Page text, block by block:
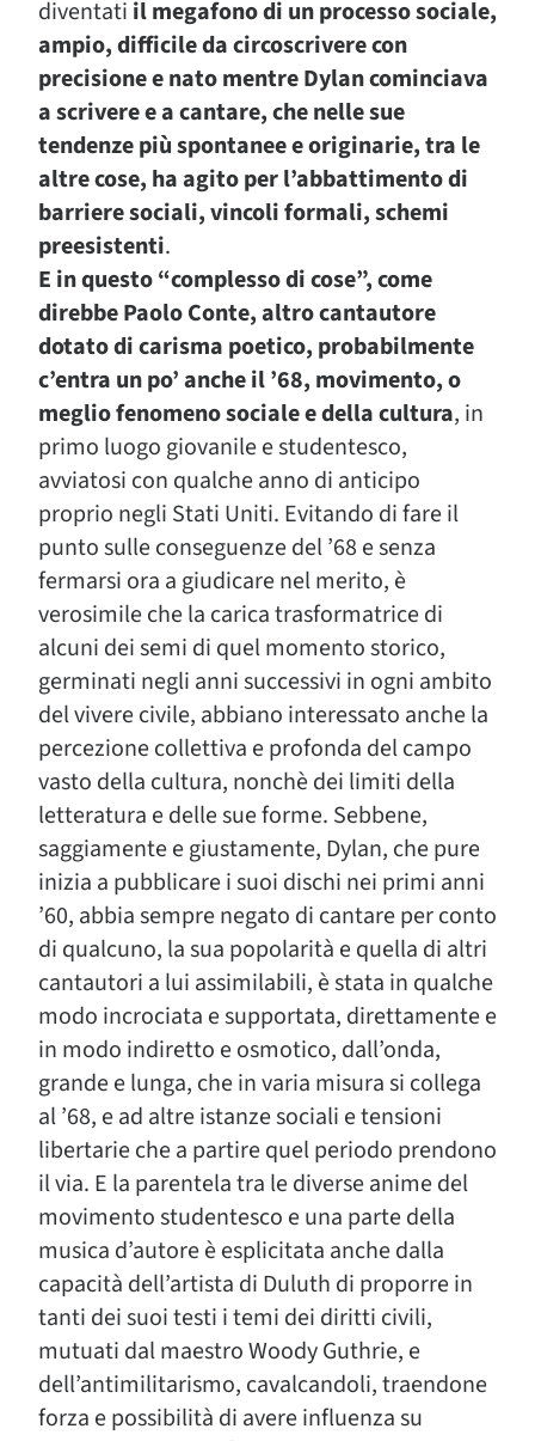
diventati il megafono di un processo sociale,
ampio, difficile da circoscrivere con
precisione e nato mentre Dylan cominciava
a scrivere e a cantare, che nelle sue
tendenze più spontanee e originarie, tra le
altre cose, ha agito per l’abbattimento di
barriere sociali, vincoli formali, schemi
preesistenti.
E in questo “complesso di cose”, come
direbbe Paolo Conte, altro cantautore
dotato di carisma poetico, probabilmente
c’entra un po’ anche il ’68, movimento, o
meglio fenomeno sociale e della cultura, in
primo luogo giovanile e studentesco,
avviatosi con qualche anno di anticipo
proprio negli Stati Uniti. Evitando di fare il
punto sulle conseguenze del ’68 e senza
fermarsi ora a giudicare nel merito, è
verosimile che la carica trasformatrice di
alcuni dei semi di quel momento storico,
germinati negli anni successivi in ogni ambito
del vivere civile, abbiano interessato anche la
percezione collettiva e profonda del campo
vasto della cultura, nonchè dei limiti della
letteratura e delle sue forme. Sebbene,
saggiamente e giustamente, Dylan, che pure
inizia a pubblicare i suoi dischi nei primi anni
’60, abbia sempre negato di cantare per conto
di qualcuno, la sua popolarità e quella di altri
cantautori a lui assimilabili, è stata in qualche
modo incrociata e supportata, direttamente e
in modo indiretto e osmotico, dall’onda,
grande e lunga, che in varia misura si collega
al ’68, e ad altre istanze sociali e tensioni
libertarie che a partire quel periodo prendono
il via. E la parentela tra le diverse anime del
movimento studentesco e una parte della
musica d’autore è esplicitata anche dalla
capacità dell’artista di Duluth di proporre in
tanti dei suoi testi i temi dei diritti civili,
mutuati dal maestro Woody Guthrie, e
dell’antimilitarismo, cavalcandoli, traendone
forza e possibilità di avere influenza su